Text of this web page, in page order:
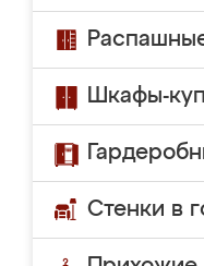
Шкафы-
Стенки в